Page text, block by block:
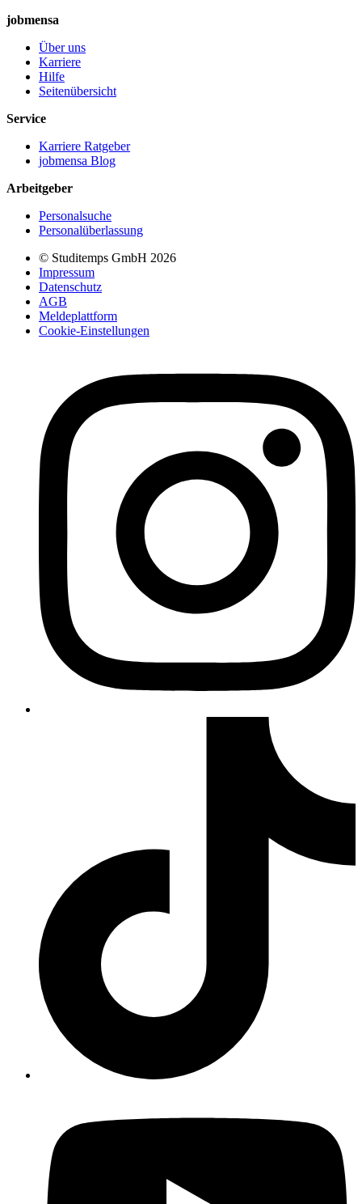
jobmensa
Über uns
Karriere
Hilfe
Seitenübersicht
Service
Karriere Ratgeber
jobmensa Blog
Arbeitgeber
Personalsuche
Personalüberlassung
© Studitemps GmbH 2026
Impressum
Datenschutz
AGB
Meldeplattform
Cookie-Einstellungen